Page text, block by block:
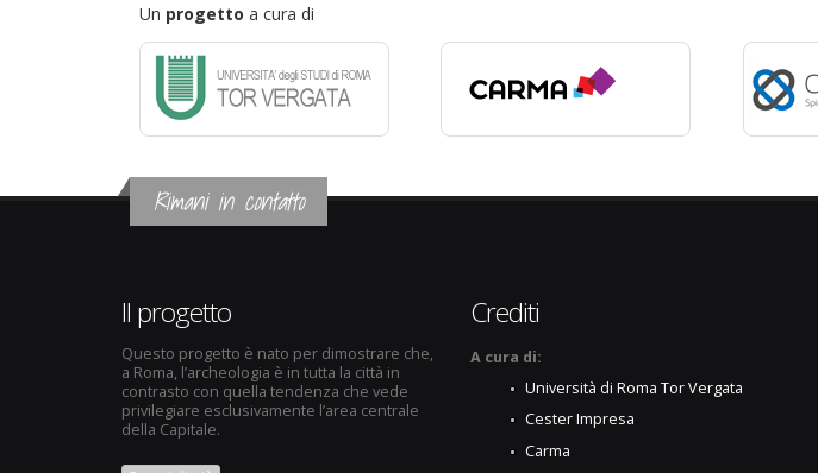
Un progetto a cura di
Rimani in contatto
Il progetto
Questo progetto è nato per dimostrare che,
a Roma, l’archeologia è in tutta la città in
contrasto con quella tendenza che vede
privilegiare esclusivamente l’area centrale
della Capitale.
Crediti
A cura di:
Università di Roma Tor Vergata
Cester Impresa
Carma